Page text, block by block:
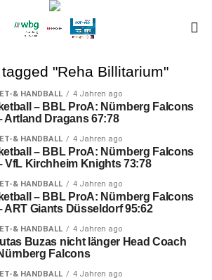
"Reha Billitarium"
& HANDBALL 4 Jahren ago
– BBL ProA: Nürnberg Falcons
Artland Dragans 67:78
& HANDBALL 4 Jahren ago
– BBL ProA: Nürnberg Falcons
VfL Kirchheim Knights 73:78
& HANDBALL 4 Jahren ago
– BBL ProA: Nürnberg Falcons
ART Giants Düsseldorf 95:62
& HANDBALL 4 Jahren ago
Buzas nicht länger Head Coach
Falcons
& HANDBALL 4 Jahren ago